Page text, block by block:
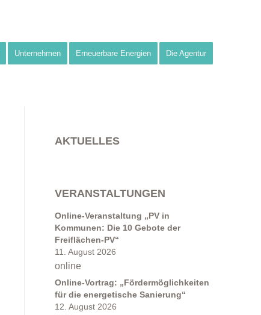
Unternehmen Erneuerbare Energien Die Agentur
AKTUELLES
VERANSTALTUNGEN
Online-Veranstaltung „PV in
Kommunen: Die 10 Gebote der
Freiflächen-PV“
11. August 2026
online
Online-Vortrag: „Fördermöglichkeiten
für die energetische Sanierung“
12. August 2026